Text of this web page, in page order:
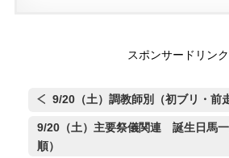
スポンサードリンク
9/20（土）調教師別（初ブリ・前
9/20（土）主要祭儀関連 誕生日馬
順）